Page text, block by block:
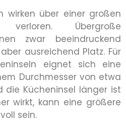
wirken über einer großen
Übergroße
zwar beeindruckend
ausreichend Platz. Für
eignet sich eine
Durchmesser von etwa
die Kücheninsel länger ist
wirkt, kann eine größere
sein.